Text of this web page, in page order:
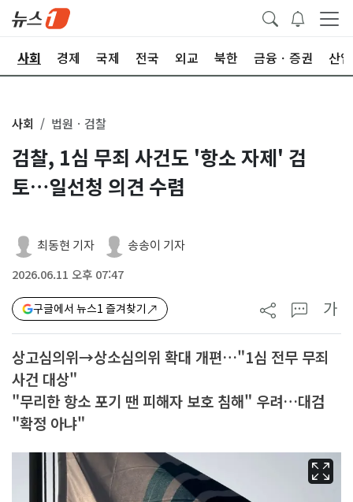
사회 경제 국제 전국 외교 북한 금융ㆍ증권 산업
사회 법원ㆍ검찰
검찰, 1심 무죄 사건도 '항소 자제' 검
토…일선청 의견 수렴
최동현 기자 송송이 기자
2026.06.11 오후 07:47
구글에서 뉴스1 즐겨찾기 가
상고심의위→상소심의위 확대 개편…"1심 전무 무죄
사건 대상"
"무리한 항소 포기 땐 피해자 보호 침해" 우려…대검
"확정 아냐"